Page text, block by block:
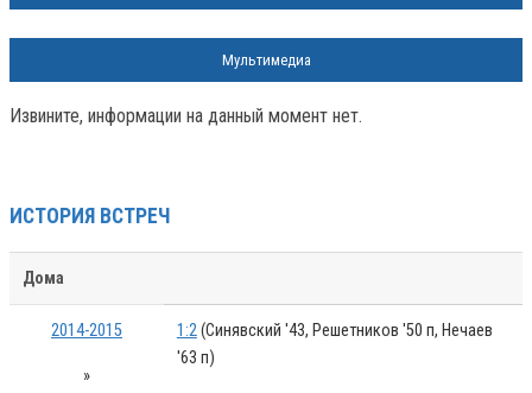
Мультимедиа
Извините, информации на данный момент нет.
ИСТОРИЯ ВСТРЕЧ
Дома
2014-2015
»
1:2(Синявский '43, Решетников '50 п, Нечаев
'63 п)